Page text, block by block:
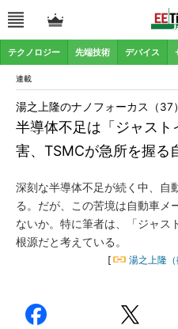
テクノロジー 先端技術 デバイス
連載
半導体不足は「ジャス
害、TSMCが急所を握る
湯之上隆のナノフォーカス（37）
深刻な半導体不足が続く中、自
る。だが、この苦境は自動車メ
ないか。特に筆者は、「ジャス
根源だと考えている。
[ 湯之上隆（